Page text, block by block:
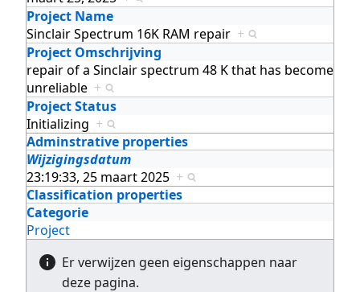
Project Name
Sinclair Spectrum 16K RAM repair +
Project Omschrijving
repair of a Sinclair spectrum 48 K that has become
unreliable +
Project Status
Initializing +
Adminstrative properties
Wijzigingsdatum
23:19:33, 25 maart 2025 +
Classification properties
Categorie
Project
Er verwijzen geen eigenschappen naar
deze pagina.